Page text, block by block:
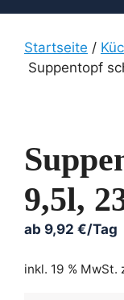
Startseite /
Suppentopf
9,5l,
ab 9,92 €/Tag
inkl. 19 % MwSt.